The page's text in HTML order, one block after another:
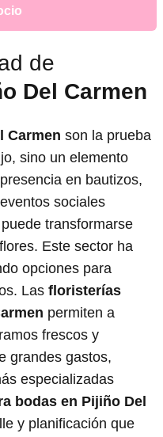
de
Del Carmen
Carmen son la prueba
sino un elemento
en bautizos,
sociales
transformarse
Este sector ha
opciones para
Las floristerías
permiten a
frescos y
grandes gastos,
especializadas
bodas en Pijiño Del
y planificación que